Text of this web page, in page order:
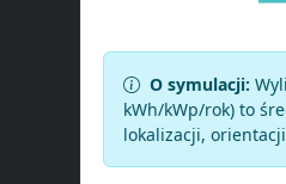
O symulacji:
kWh/kWp/rok) to
lokalizacji,